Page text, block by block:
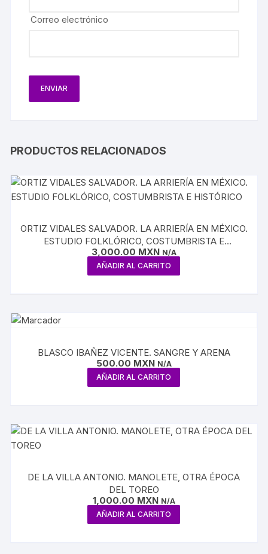
Correo electrónico
PRODUCTOS RELACIONADOS
ORTIZ VIDALES SALVADOR. LA ARRIERÍA EN MÉXICO.
ESTUDIO FOLKLÓRICO, COSTUMBRISTA E
HISTÓRICO
3,000.00 MXN N/A
AÑADIR AL CARRITO
BLASCO IBAÑEZ VICENTE. SANGRE Y ARENA
500.00 MXN N/A
AÑADIR AL CARRITO
DE LA VILLA ANTONIO. MANOLETE, OTRA ÉPOCA
DEL TOREO
1,000.00 MXN N/A
AÑADIR AL CARRITO